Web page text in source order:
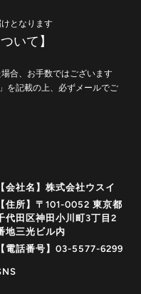
となります
いて】
合、お手数ではございます
を記載の上、必ずメールでご
【会社名】株式会社ウスイ
【住所】〒101-0052 東京都
代田区神田小川町3丁目2
地三光ビル内
【電話番号】03-5577-6299